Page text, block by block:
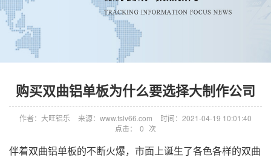
购买双曲铝单板为什么要选择大制作公司
作者：大旺铝乐 来源：www.fslv66.com
时间：2021-04-19 10:01:40
点击：
0 次
伴着双曲铝单板的不断火爆，市面上诞生了各色各样的双曲